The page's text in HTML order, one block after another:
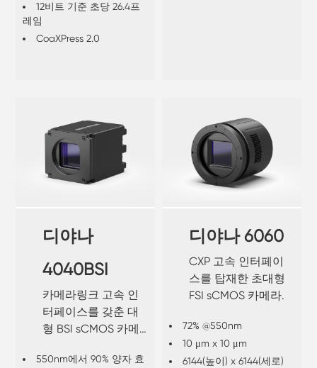
12비트 기준 초당 26.4프
레임
CoaXPress 2.0
디야나
4040BSI
카메라링크 고속 인
터페이스를 갖춘 대
형 BSI sCMOS 카메
550nm에서 90% 양자 효
디야나 6060
CXP 고속 인터페이
스를 탑재한 초대형
FSI sCMOS 카메라.
72% @550nm
10 μm x 10 μm
6144(높이) x 6144(세로)